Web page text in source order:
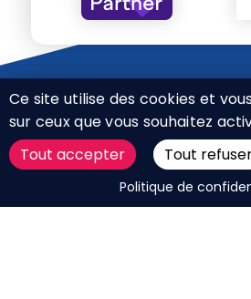
DEMANDER UN
CHARTE RÉSEAUX
MENTIONS
Ce site utilise des cookies et
sur ceux que vous souhaitez
Tout accepter
Tout
Politique de